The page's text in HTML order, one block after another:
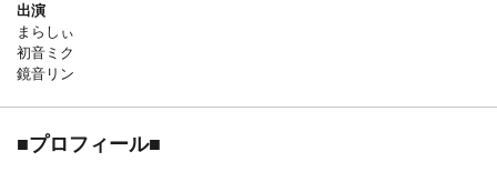
出演
まらしぃ
初音ミク
鏡音リン
■プロフィール■